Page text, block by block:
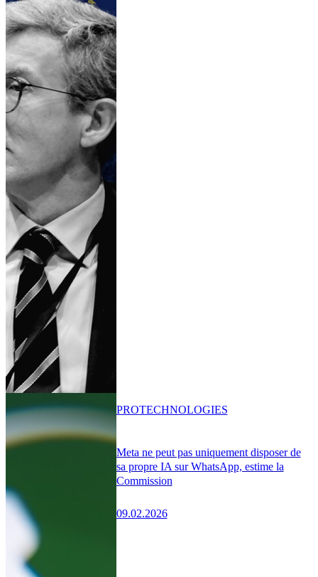
Meta ne peut pas uniquement disposer de
sa propre IA sur WhatsApp, estime la
Commission
09.02.2026
PROTECHNOLOGIES